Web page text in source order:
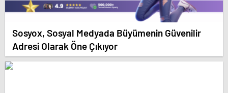
Sosyox, Sosyal Medyada Büyümenin Güvenilir
Adresi Olarak Öne Çıkıyor